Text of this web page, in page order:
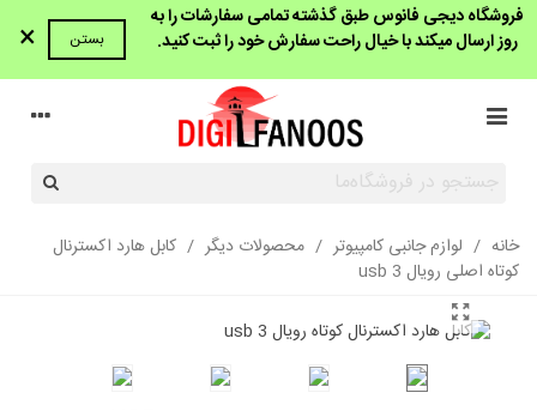
فروشگاه دیجی فانوس طبق گذشته تمامی سفارشات را به
روز ارسال میکند با خیال راحت سفارش خود را ثبت کنید.
بستن ×
خانه / لوازم جانبی کامپیوتر / محصولات دیگر / کابل هارد اکسترنال
کوتاه اصلی رویال usb 3